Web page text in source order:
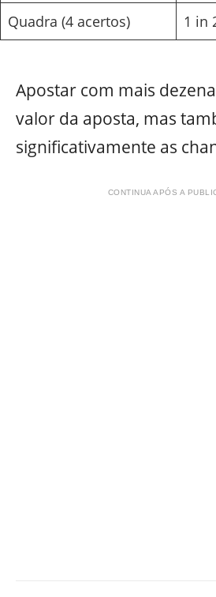
Quadra (4 acertos)
1 in
Apostar com mais
valor da aposta, mas
significativamente as
CONTINUA APÓS A